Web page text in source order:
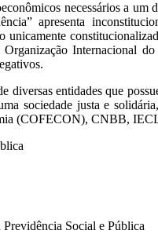
necessários a
apresenta
unicamente
Internacional
diversas entidades que
sociedade justa e
(COFECON), CNBB,
Social e Pública